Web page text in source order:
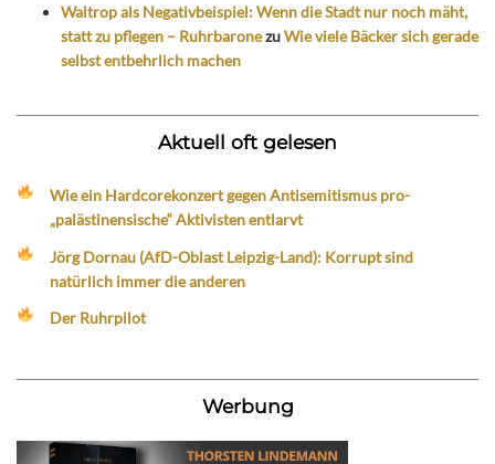
Waltrop als Negativbeispiel: Wenn die Stadt nur noch mäht,
statt zu pflegen – RuhrbaronezuWie viele Bäcker sich gerade
selbst entbehrlich machen
Aktuell oft gelesen
Wie ein Hardcorekonzert gegen Antisemitismus pro-
„palästinensische“ Aktivisten entlarvt
Jörg Dornau (AfD-Oblast Leipzig-Land): Korrupt sind
natürlich immer die anderen
Der Ruhrpilot
Werbung